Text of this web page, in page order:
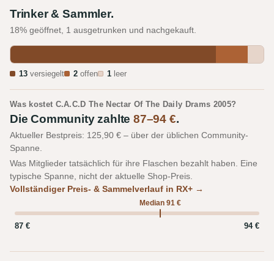
Trinker & Sammler.
18% geöffnet, 1 ausgetrunken und nachgekauft.
13 versiegelt 2 offen 1 leer
Was kostet C.A.C.D The Nectar Of The Daily Drams 2005?
Die Community zahlte87–94 €.
Aktueller Bestpreis: 125,90 € – über der üblichen Community-
Spanne.
Was Mitglieder tatsächlich für ihre Flaschen bezahlt haben. Eine
typische Spanne, nicht der aktuelle Shop-Preis.
Vollständiger Preis- & Sammelverlauf in RX+ →
Median 91 €
87 € 94 €